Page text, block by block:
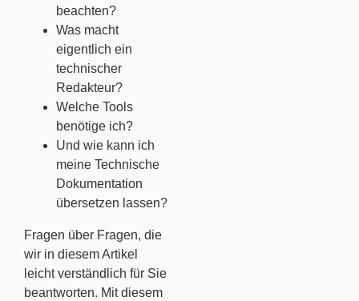
beachten?
Was macht
eigentlich ein
technischer
Redakteur?
Welche Tools
benötige ich?
Und wie kann ich
meine Technische
Dokumentation
übersetzen lassen?
Fragen über Fragen, die
wir in diesem Artikel
leicht verständlich für Sie
beantworten. Mit diesem